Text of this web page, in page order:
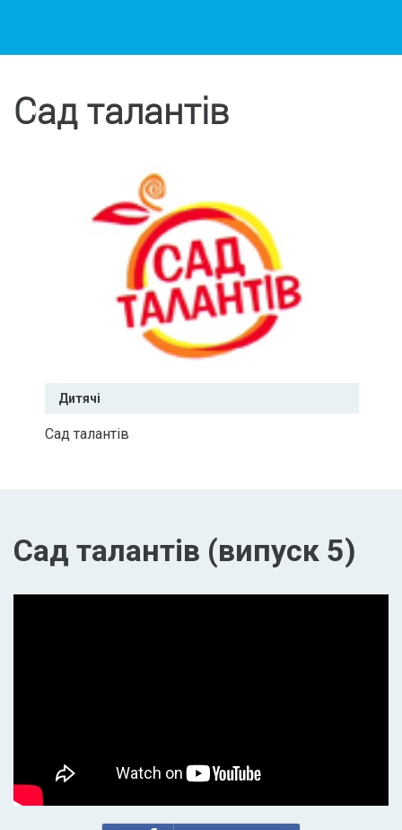
Сад талантів
Дитячі
Сад талантів
Сад талантів (випуск 5)